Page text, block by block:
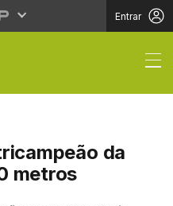
Entrar
da
metros